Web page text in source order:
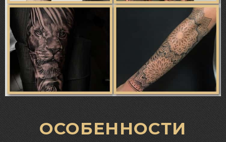
ОСОБЕННОСТИ